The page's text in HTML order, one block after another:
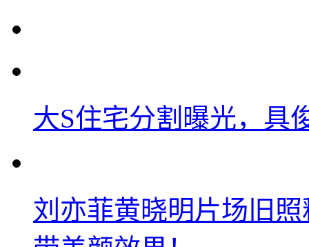
大S住宅分割曝光，具
刘亦菲黄晓明片场旧